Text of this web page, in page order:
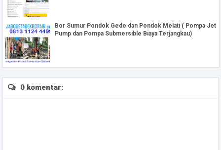
Bor Sumur Pondok Gede dan Pondok Melati ( Pompa Jet
Pump dan Pompa Submersible Biaya Terjangkau)
0 komentar: